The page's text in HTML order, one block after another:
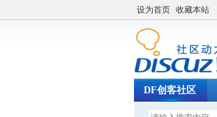
设为首页 收藏本站
DF创客社区